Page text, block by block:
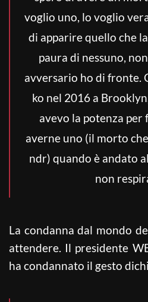
voglio uno, lo voglio
di apparire quello che
paura di nessuno,
avversario ho di fronte.
ko nel 2016 a
avevo la potenza
averne uno (il morto
ndr) quando è andato
non
La condanna dal mondo
attendere. Il presidente
ha condannato il gesto